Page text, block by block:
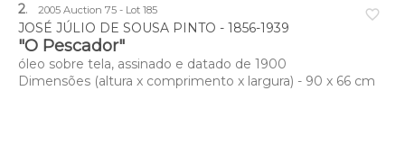
favorite_border
2. 2005 Auction 75 - Lot 185
JOSÉ JÚLIO DE SOUSA PINTO - 1856-1939
"O Pescador"
óleo sobre tela, assinado e datado de 1900
Dimensões (altura x comprimento x largura) - 90 x 66 cm